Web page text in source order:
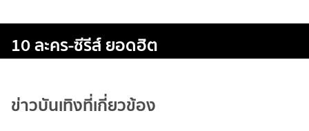
10 ละคร-ซีรีส์ ยอดฮิต
ข่าวบันเทิงที่เกี่ยวข้อง